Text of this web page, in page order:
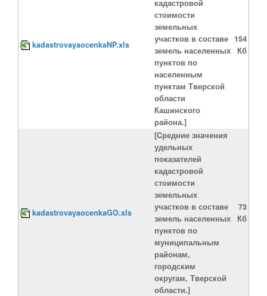
kadastrovayaocenkaNP.xls
кадастровой
стоимости
земельных
участков в составе
земель населенных
пунктов по
населенным
пунктам Тверской
области
Кашинского
района.]
154
Кб
kadastrovayaocenkaGO.xls
[Cредние значения
удельных
показателей
кадастровой
стоимости
земельных
участков в составе
земель населенных
пунктов по
муниципальным
районам,
городским
округам, Тверской
области.]
73
Кб